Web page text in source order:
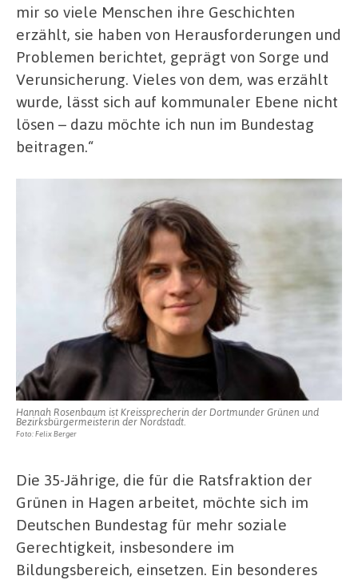
mir so viele Menschen ihre Geschichten
erzählt, sie haben von Herausforderungen und
Problemen berichtet, geprägt von Sorge und
Verunsicherung. Vieles von dem, was erzählt
wurde, lässt sich auf kommunaler Ebene nicht
lösen – dazu möchte ich nun im Bundestag
beitragen.“
Hannah Rosenbaum ist Kreissprecherin der Dortmunder Grünen und
Bezirksbürgermeisterin der Nordstadt.
Foto: Felix Berger
Die 35-Jährige, die für die Ratsfraktion der
Grünen in Hagen arbeitet, möchte sich im
Deutschen Bundestag für mehr soziale
Gerechtigkeit, insbesondere im
Bildungsbereich, einsetzen. Ein besonderes